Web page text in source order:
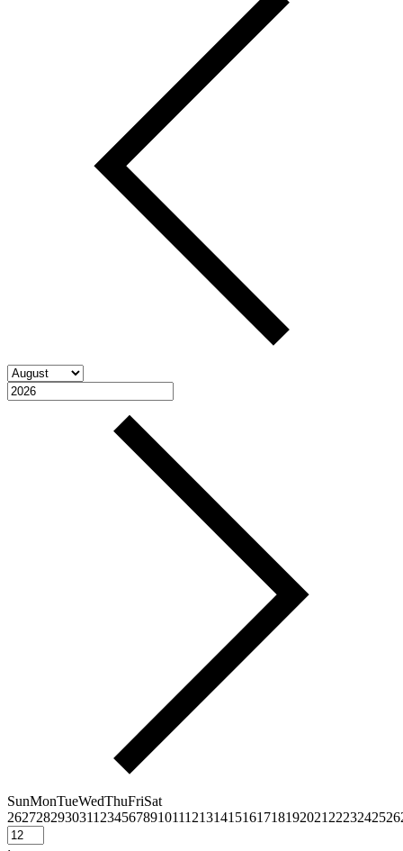
SunMonTueWedThuFriSat
2627282930311 23456789101112131415161718192021 2223242526